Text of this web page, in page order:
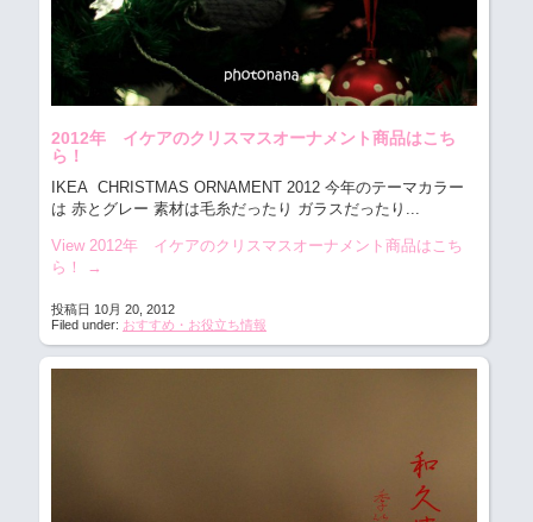
2012年 イケアのクリスマスオーナメント商品はこち
ら！
IKEA CHRISTMAS ORNAMENT 2012 今年のテーマカラー
は 赤とグレー 素材は毛糸だったり ガラスだったり...
View 2012年 イケアのクリスマスオーナメント商品はこち
ら！
→
投稿日 10月 20, 2012
Filed under: おすすめ・お役立ち情報